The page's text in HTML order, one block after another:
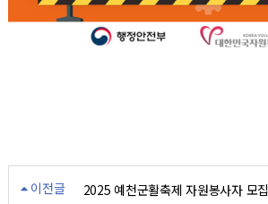
이전글 2025 예천군활축제 자원봉사자 모집